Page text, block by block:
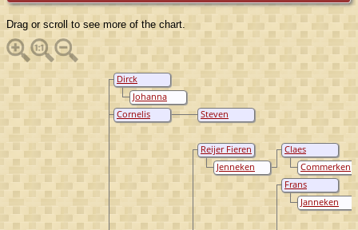
Drag or scroll to see more of the chart.
Dirck
Verbrugh
Johanna
Reijer
Willemsdr
Steven
Verbrugh
Cornelis
Verbrugh
Claes
Reijerse van
MaurikCommerken
Cornelis
Hoecken
Reijer Fieren
van Maurik
Jenneken
Hendricksdr
Udo
Frans
Cornelis Udo
Janneken
Aertsdr Hack